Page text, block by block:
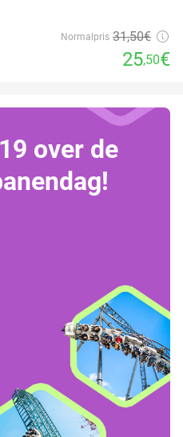
Normalpris 31,50€
25,50€
over de